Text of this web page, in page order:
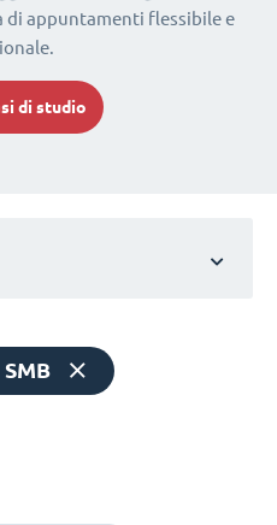
di appuntamenti flessibile e
di studio
SMB